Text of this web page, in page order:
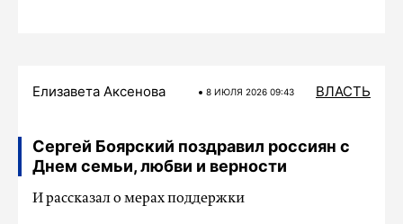
Елизавета Аксенова 8 ИЮЛЯ 2026 09:43 ВЛАСТЬ
Сергей Боярский поздравил россиян с
Днем семьи, любви и верности
И рассказал о мерах поддержки